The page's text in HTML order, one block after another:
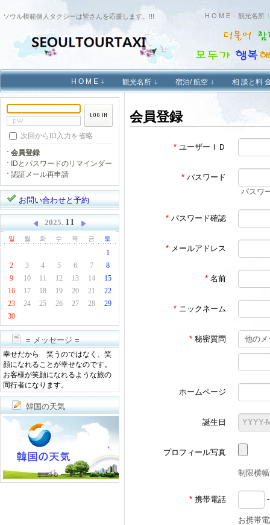
ソウル模範個人タクシーは皆さんを応援します。!!! H O M E 観光名所
H O M E 観光名所 宿泊/ 航空 相 談と料
次回からID入力を省略
会員登録
IDとパスワードのリマインダー
認証メール再申請
お問い合わせと予約
2025. 11
일 월 화 수 목 금 토
1
2
3 4 5 6 7
8
9
10 11 12 13 14
15
16
17 18 19 20 21
22
23
24 25 26 27 28
29
30
= メッセージ =
幸せだから 笑うのではなく、笑
顔になれることが幸せなのです。
お客様が笑顔になれるような旅の
同行者になります。
韓国の天気
会員登録
* ユーザーＩＤ
* パスワード
パスワ
* パスワード確認
* メールアドレス
* 名前
* ニックネーム
* 秘密質問
ホームページ
誕生日
プロフィール写真
制限横
* 携帯電話
お携帯